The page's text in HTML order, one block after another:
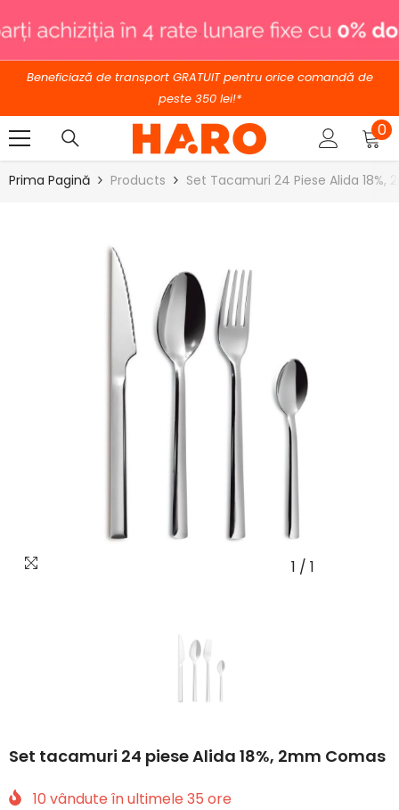
SARI LA CONȚINUT
.
Beneficiază de transport GRATUIT pentru orice comandă de
peste 350 lei!*
00
Prima Pagină Products Set Tacamuri 24 Piese Alida 18%,
1 / 1
Set tacamuri 24 piese Alida 18%, 2mm Comas
10 vândute în ultimele 35 ore